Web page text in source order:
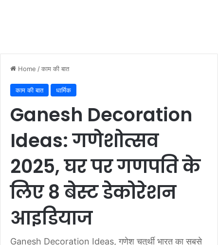
Home /काम की बात
काम की बात धार्मिक
Ganesh Decoration
Ideas: गणेशोत्सव
2025, घर पर गणपति के
लिए 8 बेस्ट डेकोरेशन
आइडियाज
Ganesh Decoration Ideas, गणेश चतुर्थी भारत का सबसे